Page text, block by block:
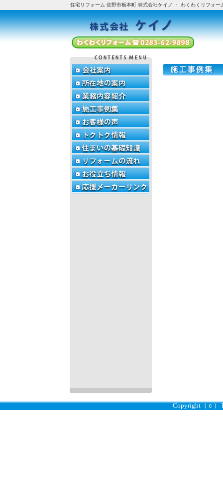
住宅リフォーム 佐野市栃本町 株式会社ケイノ ・ わくわくリフォー
Copyright（ｃ）